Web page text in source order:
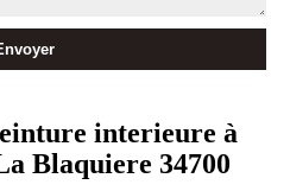
interieure à
Blaquiere 34700